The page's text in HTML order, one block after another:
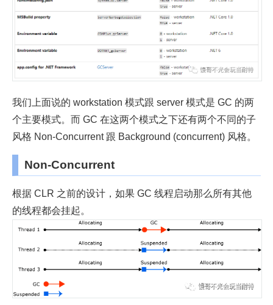
我们上面说的 workstation 模式跟 server 模式是 GC 的两
个主要模式。而 GC 在这两个模式之下还有两个不同的子
风格 Non-Concurrent 跟 Background (concurrent) 风格。
Non-Concurrent
根据 CLR 之前的设计，如果 GC 线程启动那么所有其他
的线程都会挂起。